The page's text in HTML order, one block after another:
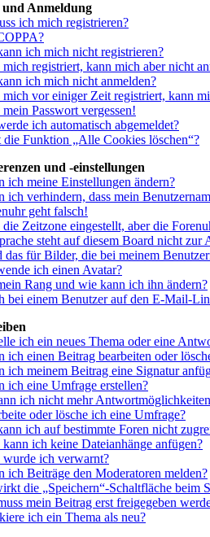
Anmeldung
ich mich registrieren?
ich mich nicht registrieren?
mich registriert, kann mich aber nicht
ich mich nicht anmelden?
mich vor einiger Zeit registriert, kann
Passwort vergessen!
ich automatisch abgemeldet?
die Funktion „Alle Cookies löschen“?
und -einstellungen
ich meine Einstellungen ändern?
ich verhindern, dass mein
geht falsch!
die Zeitzone eingestellt, aber die
steht auf diesem Board nicht zur
das für Bilder, die bei meinem
ich einen Avatar?
Rang und wie kann ich ihn ändern?
bei einem Benutzer auf den E-Mail-
ich ein neues Thema oder eine
ich einen Beitrag bearbeiten oder
ich meinem Beitrag eine Signatur
ich eine Umfrage erstellen?
ich nicht mehr
oder lösche ich eine Umfrage?
ich auf bestimmte Foren nicht
kann ich keine Dateianhänge anfügen?
wurde ich verwarnt?
ich Beiträge den Moderatoren melden?
die „Speichern“-Schaltfläche beim
mein Beitrag erst freigegeben
ich ein Thema als neu?